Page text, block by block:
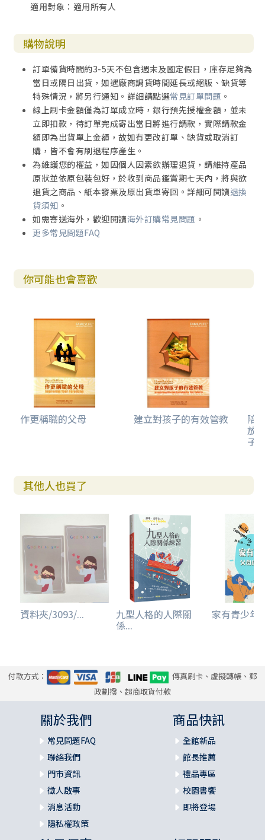
適用對象：適用所有人
購物說明
訂單備貨時間約3-5天不包含週末及國定假日，庫存足夠為
當日或隔日出貨，如遇廠商調貨時間延長或絕版、缺貨等
特殊情況，將另行通知。詳細請點選常見訂單問題 。
線上刷卡金額僅為訂單成立時，銀行預先授權金額，並未
立即扣款，待訂單完成寄出當日將進行請款，實際請款金
額即為出貨單上金額，故如有更改訂單、缺貨或取消訂
購，皆不會有刷退程序產生。
為維護您的權益，如因個人因素欲辦理退貨，請維持產品
原狀並依原包裝包好，於收到商品鑑賞期七天內，將與欲
退貨之商品、紙本發票及原出貨單寄回。詳細可閱讀退換
貨須知 。
如需寄送海外，歡迎閱讀海外訂購常見問題 。
更多常見問題FAQ
你可能也會喜歡
作更稱職的父母 建立對孩子的有效管教 陪
放
子
其他人也買了
資料夾/3093/... 九型人格的人際關
係...
家有青少年
付款方式：
傳真刷卡、虛擬轉帳、郵
政劃撥、超商取貨付款
關於我們
常見問題FAQ
聯絡我們
門市資訊
徵人啟事
消息活動
隱私權政策
商品快訊
全館新品
館長推薦
禮品專區
校園書饗
即將登場